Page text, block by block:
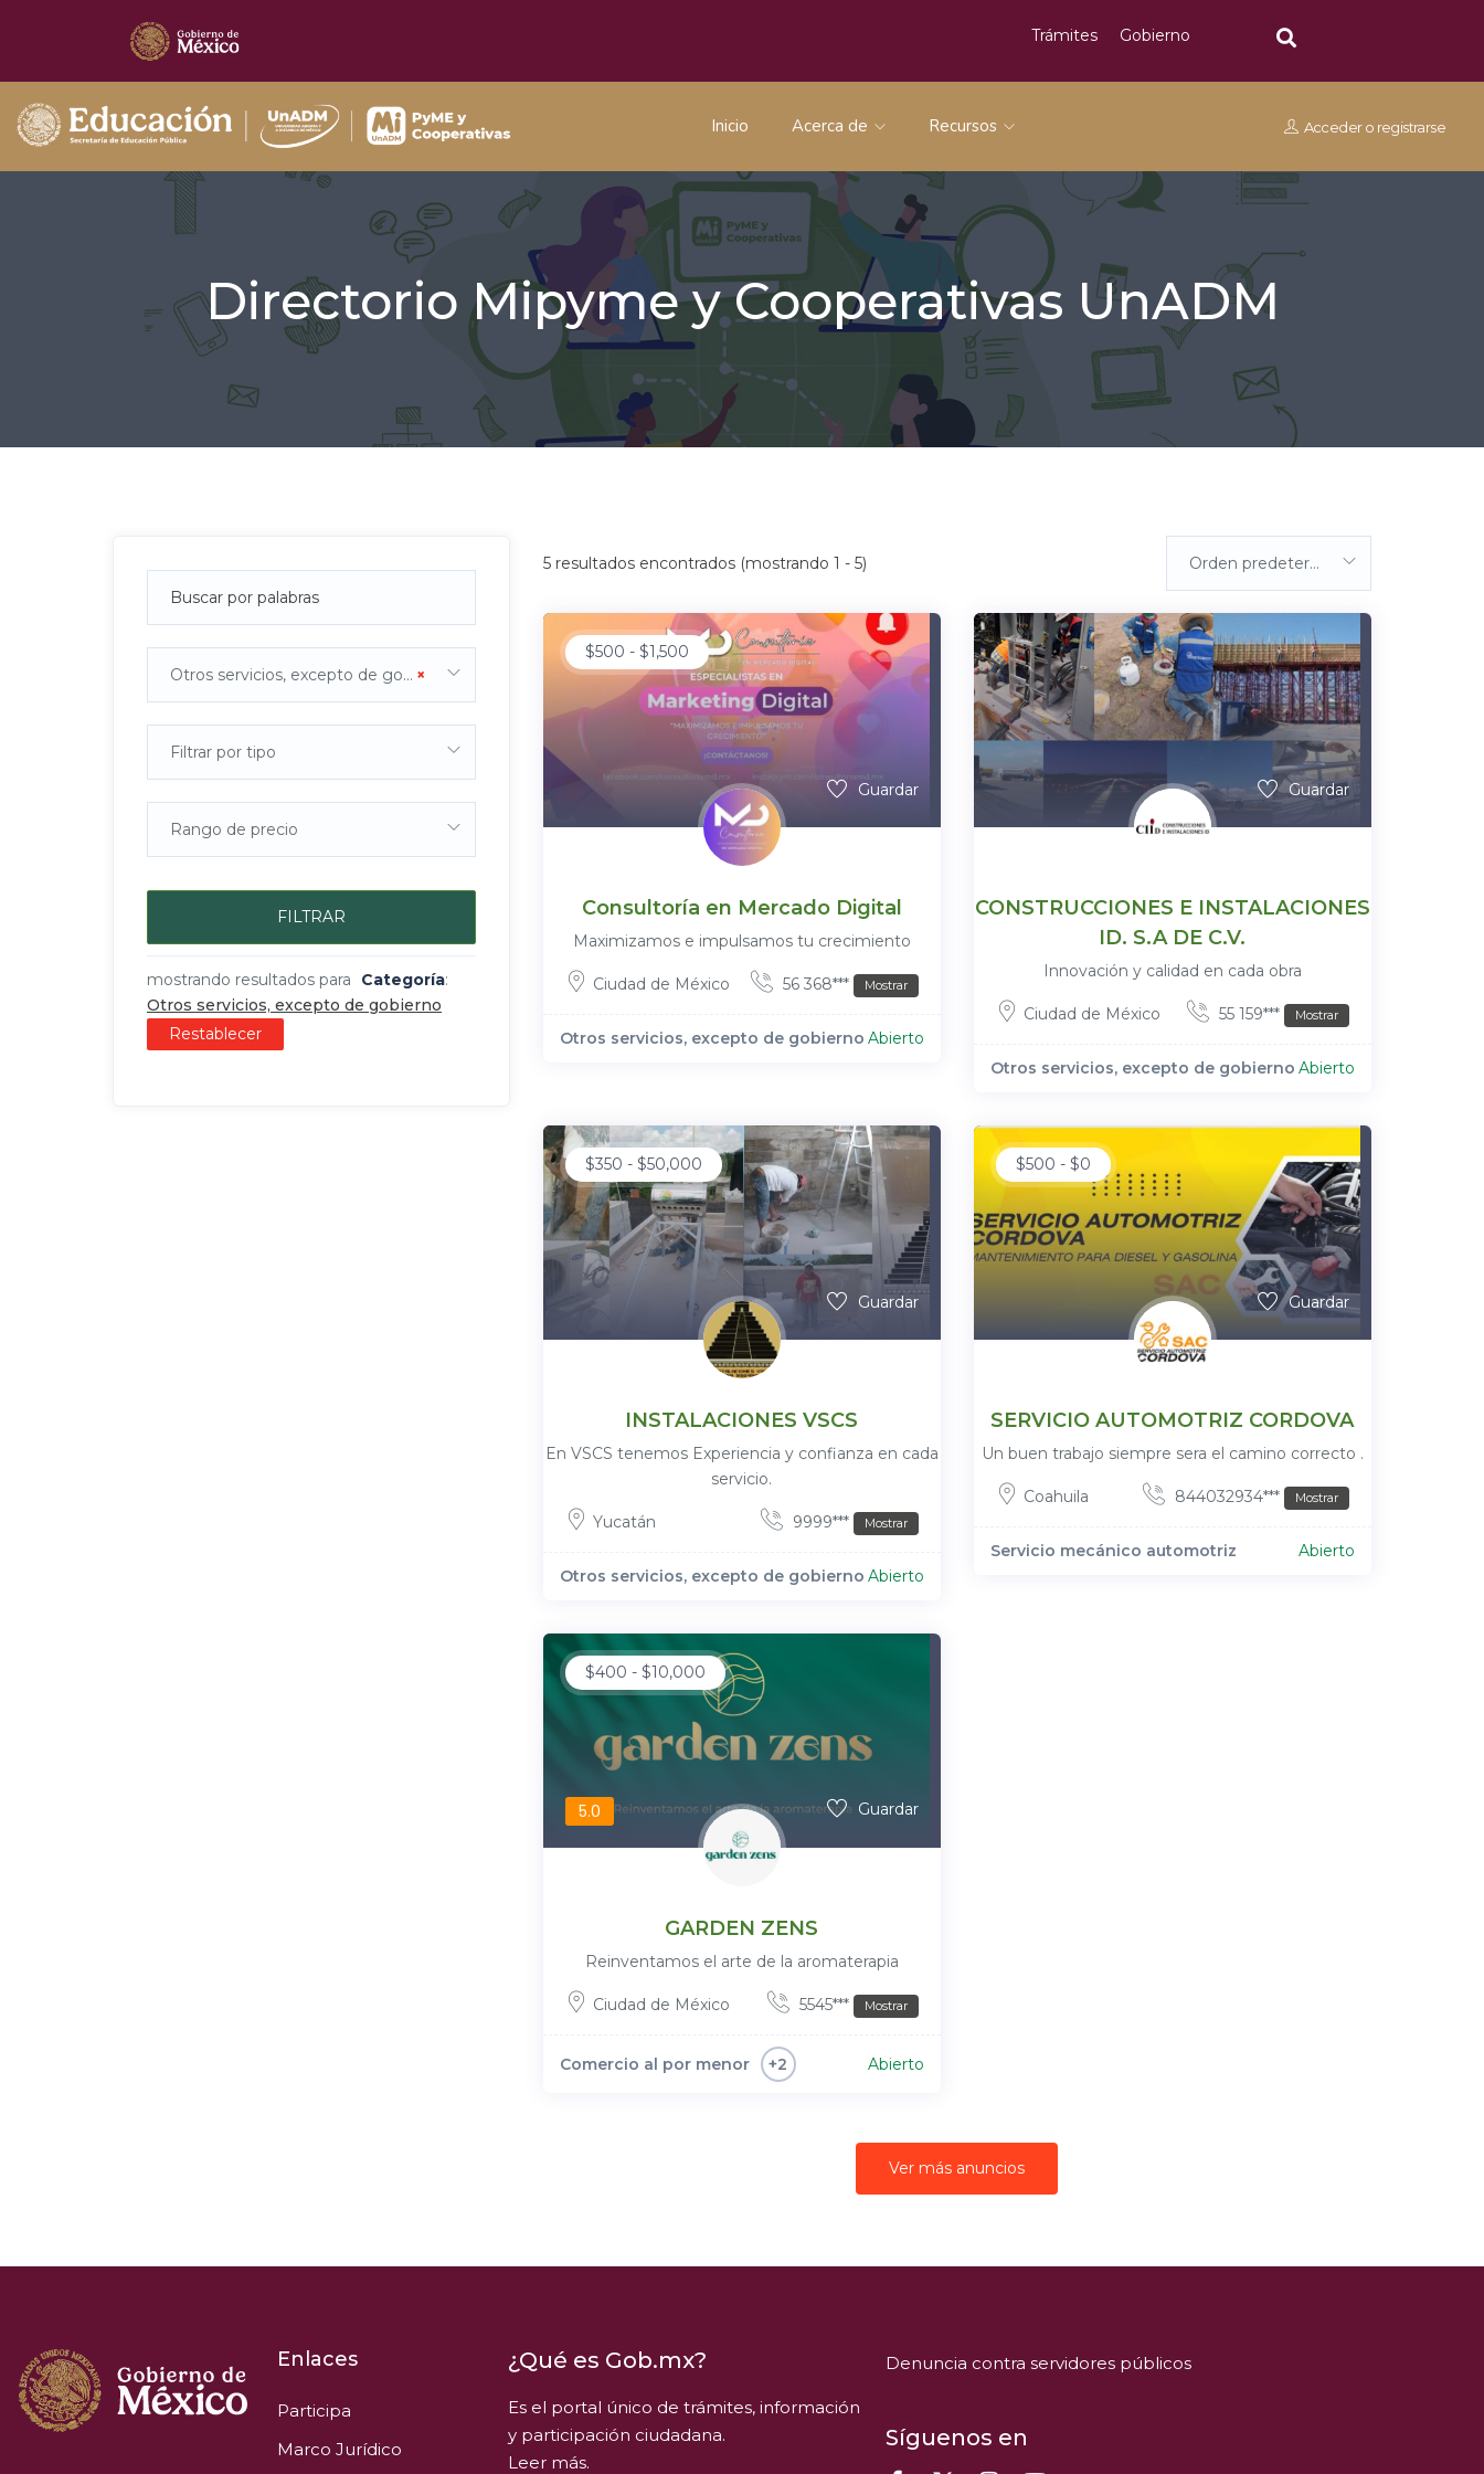
Trámites Gobierno
Inicio Acerca de Recursos Acceder o registrarse
Directorio Mipyme y Cooperativas UnADM
×
Otros servicios, excepto de gobierno
Filtrar por tipo
Rango de precio
FILTRAR
mostrando resultados para Categoría:
Otros servicios, excepto de gobierno
Restablecer
5resultados encontrados (mostrando 1 - 5) Orden predeterminada
$500 - $1,500
Guardar
Consultoría en Mercado Digital
Maximizamos e impulsamos tu crecimiento
Ciudad de México 56 368*** Mostrar
Otros servicios, excepto de gobierno Abierto
Guardar
CONSTRUCCIONES E INSTALACIONES
ID. S.A DE C.V.
Innovación y calidad en cada obra
Ciudad de México 55 159*** Mostrar
Otros servicios, excepto de gobierno Abierto
$350 - $50,000
Guardar
INSTALACIONES VSCS
En VSCS tenemos Experiencia y confianza en cada
servicio.
Yucatán 9999*** Mostrar
Otros servicios, excepto de gobierno Abierto
$500 - $0
Guardar
SERVICIO AUTOMOTRIZ CORDOVA
Un buen trabajo siempre sera el camino correcto .
Coahuila 844032934*** Mostrar
Servicio mecánico automotriz Abierto
$400 - $10,000
5.0 Guardar
GARDEN ZENS
Reinventamos el arte de la aromaterapia
Ciudad de México 5545*** Mostrar
Comercio al por menor +2 Abierto
Ver más anuncios
Enlaces
Participa
Marco Jurídico
¿Qué es Gob.mx?
Es el portal único de trámites, información
y participación ciudadana.
Leer más.
Denuncia contra servidores públicos
Síguenos en